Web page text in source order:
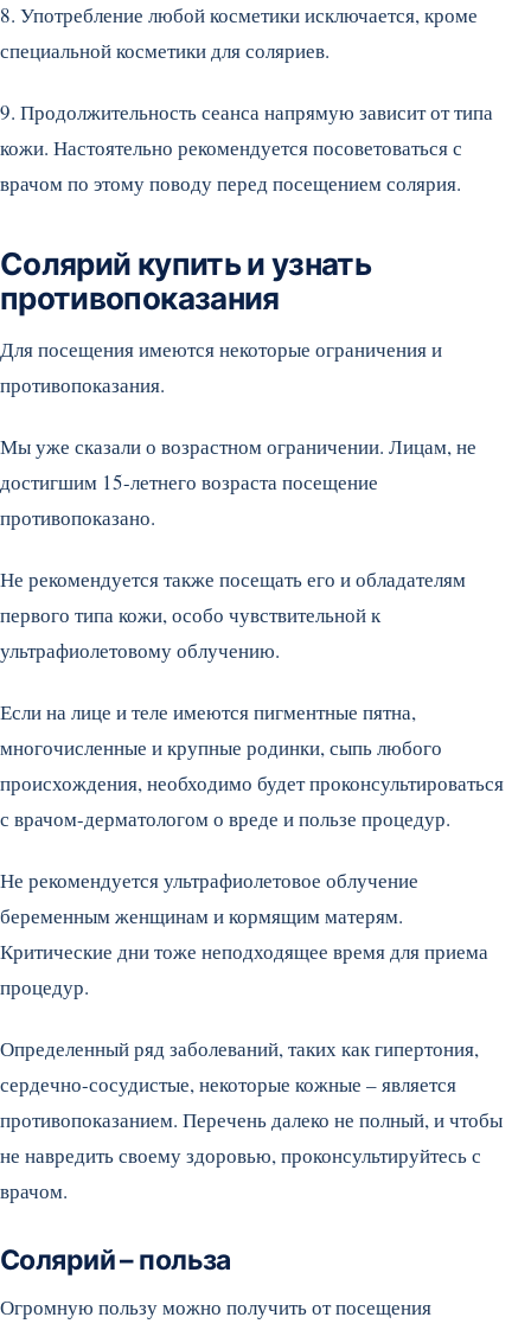
8. Употребление любой косметики исключается, кроме
специальной косметики для соляриев.
9. Продолжительность сеанса напрямую зависит от типа
кожи. Настоятельно рекомендуется посоветоваться с
врачом по этому поводу перед посещением солярия.
Солярий купить и узнать
противопоказания
Для посещения имеются некоторые ограничения и
противопоказания.
Мы уже сказали о возрастном ограничении. Лицам, не
достигшим 15-летнего возраста посещение
противопоказано.
Не рекомендуется также посещать его и обладателям
первого типа кожи, особо чувствительной к
ультрафиолетовому облучению.
Если на лице и теле имеются пигментные пятна,
многочисленные и крупные родинки, сыпь любого
происхождения, необходимо будет проконсультироваться
с врачом-дерматологом о вреде и пользе процедур.
Не рекомендуется ультрафиолетовое облучение
беременным женщинам и кормящим матерям.
Критические дни тоже неподходящее время для приема
процедур.
Определенный ряд заболеваний, таких как гипертония,
сердечно-сосудистые, некоторые кожные – является
противопоказанием. Перечень далеко не полный, и чтобы
не навредить своему здоровью, проконсультируйтесь с
врачом.
Солярий – польза
Огромную пользу можно получить от посещения